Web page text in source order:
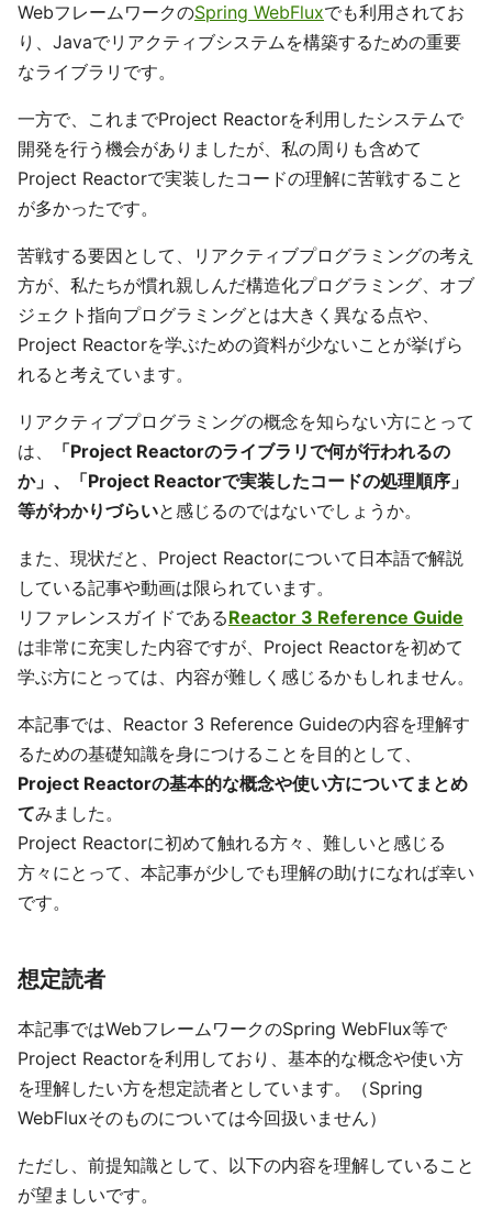
WebフレームワークのSpring WebFluxでも利用されてお
り、Javaでリアクティブシステムを構築するための重要
なライブラリです。
一方で、これまでProject Reactorを利用したシステムで
開発を行う機会がありましたが、私の周りも含めて
Project Reactorで実装したコードの理解に苦戦すること
が多かったです。
苦戦する要因として、リアクティブプログラミングの考え
方が、私たちが慣れ親しんだ構造化プログラミング、オブ
ジェクト指向プログラミングとは大きく異なる点や、
Project Reactorを学ぶための資料が少ないことが挙げら
れると考えています。
リアクティブプログラミングの概念を知らない方にとって
は、
「Project Reactorのライブラリで何が行われるの
か」、「Project Reactorで実装したコードの処理順序」
等がわかりづらいと感じるのではないでしょうか。
また、現状だと、Project Reactorについて日本語で解説
している記事や動画は限られています。
リファレンスガイドであるReactor 3 Reference Guide
は非常に充実した内容ですが、Project Reactorを初めて
学ぶ方にとっては、内容が難しく感じるかもしれません。
本記事では、Reactor 3 Reference Guideの内容を理解す
るための基礎知識を身につけることを目的として、
Project Reactorの基本的な概念や使い方についてまとめ
てみました。
Project Reactorに初めて触れる方々、難しいと感じる
方々にとって、本記事が少しでも理解の助けになれば幸い
です。
想定読者
本記事ではWebフレームワークのSpring WebFlux等で
Project Reactorを利用しており、基本的な概念や使い方
を理解したい方を想定読者としています。（Spring
WebFluxそのものについては今回扱いません）
ただし、前提知識として、以下の内容を理解していること
が望ましいです。